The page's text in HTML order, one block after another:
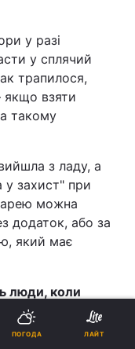
у разі
у сплячий
трапилося,
якщо взяти
такому
з ладу, а
у захист" при
можна
додаток, або за
який має
люди, коли
перерви, і що
з ладу?
ПОГОДА ЛАЙТ